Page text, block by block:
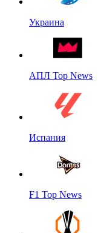
Украина
АПЛ Top News
Испания
F1 Top News